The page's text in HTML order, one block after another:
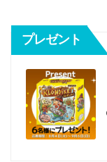
シ
ョ
ン
プレゼント